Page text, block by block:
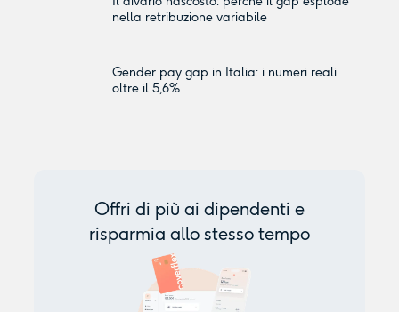
nella retribuzione variabile
Gender pay gap in Italia: i numeri reali
oltre il 5,6%
Offri di più ai dipendenti e
risparmia allo stesso tempo